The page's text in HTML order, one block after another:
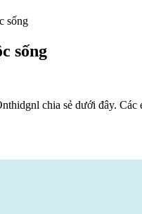
sống
sống
chia sẻ dưới đây.